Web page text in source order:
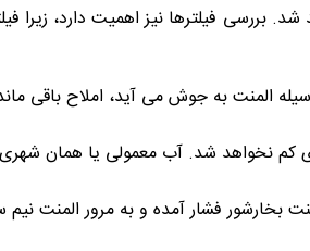
شد. بررسی فیلترها نیز اهمیت دارد،
المنت به جوش می آید، املاح
نخواهد شد. آب معمولی یا همان شهری
بخارشور فشار آمده و به مرور المنت نیم